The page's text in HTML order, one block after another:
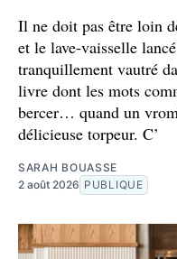
Il ne doit pas être loin
et le lave-vaisselle
tranquillement vautré
livre dont les mots
bercer… quand un
délicieuse torpeur. C’
SARAH BOUASSE
2 août 2026 PUBLIQUE